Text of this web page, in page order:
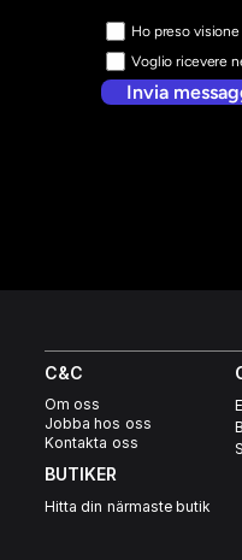
Ho preso
Voglio ricevere
Invia
C&C
Om oss
Jobba hos oss
Kontakta oss
BUTIKER
Hitta din närmaste butik